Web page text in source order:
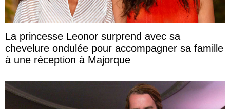
La princesse Leonor surprend avec sa
chevelure ondulée pour accompagner sa famille
à une réception à Majorque